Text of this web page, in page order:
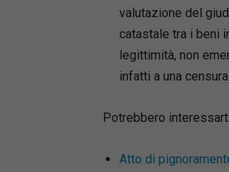
valutazione del
catastale tra i beni
legittimità, non
infatti a una
Potrebbero
Atto di